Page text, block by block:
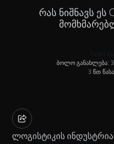
რას ნიშნავს ეს
Tanel
ბოლო განახლება:
3 წთ
ლოგისტიკის